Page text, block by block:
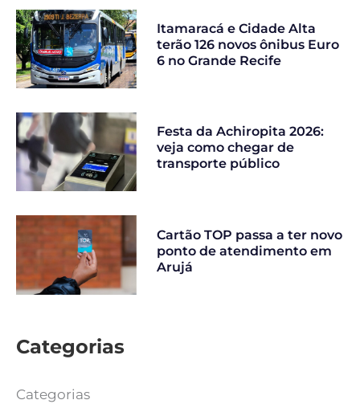
Itamaracá e Cidade Alta
terão 126 novos ônibus Euro
6 no Grande Recife
Festa da Achiropita 2026:
veja como chegar de
transporte público
Cartão TOP passa a ter novo
ponto de atendimento em
Arujá
Categorias
Categorias